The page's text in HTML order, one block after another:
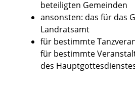
beteiligten Gemeinden
ansonsten: das für das
Landratsamt
für bestimmte
für bestimmte
des